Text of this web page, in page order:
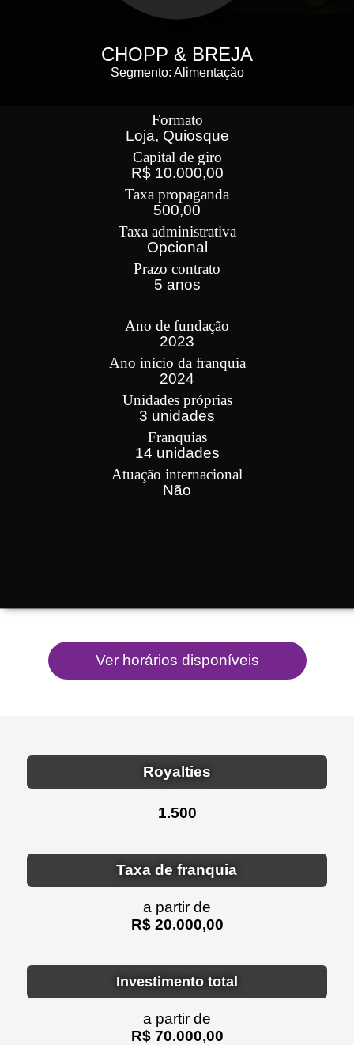
CHOPP & BREJA
Segmento: Alimentação
Formato
Loja, Quiosque
Capital de giro
R$ 10.000,00
Taxa propaganda
500,00
Taxa administrativa
Opcional
Prazo contrato
5 anos
Ano de fundação
2023
Ano início da franquia
2024
Unidades próprias
3 unidades
Franquias
14 unidades
Atuação internacional
Não
Royalties
1.500
Taxa de franquia
a partir de
R$ 20.000,00
Investimento total
a partir de
R$ 70.000,00